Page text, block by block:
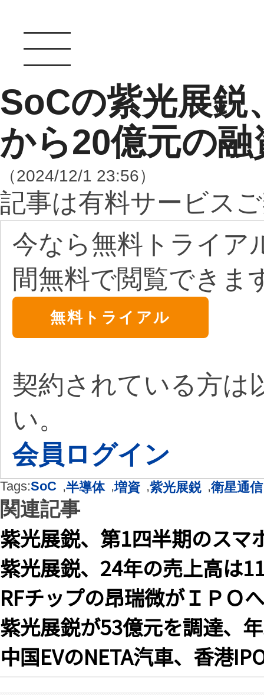
SoCの紫光展鋭
から20億元の融
（2024/12/1 23:56）
記事は有料サービス
今なら無料トライア
間無料で閲覧できま
無料トライアル
契約されている方は
い。
会員ログイン
Tags:SoC ,半導体 ,増資 ,紫光展鋭 ,衛星通信
関連記事
紫光展鋭、第1四半期のスマ
紫光展鋭、24年の売上高は
RFチップの昂瑞微がＩＰＯ
紫光展鋭が53億元を調達、
中国EVのNETA汽車、香港